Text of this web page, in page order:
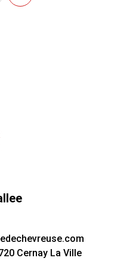
Cernay La Ville